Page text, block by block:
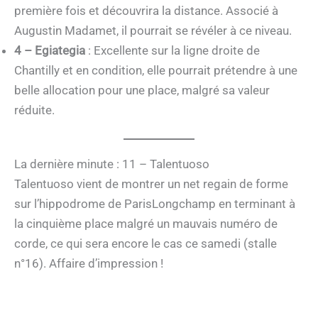
première fois et découvrira la distance. Associé à
Augustin Madamet, il pourrait se révéler à ce niveau.
4 – Egiategia : Excellente sur la ligne droite de
Chantilly et en condition, elle pourrait prétendre à une
belle allocation pour une place, malgré sa valeur
réduite.
La dernière minute : 11 – Talentuoso
Talentuoso vient de montrer un net regain de forme
sur l’hippodrome de ParisLongchamp en terminant à
la cinquième place malgré un mauvais numéro de
corde, ce qui sera encore le cas ce samedi (stalle
n°16). Affaire d’impression !